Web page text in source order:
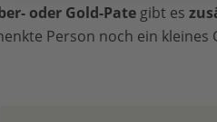
oder Gold-Pategibt es
Person noch ein kleines